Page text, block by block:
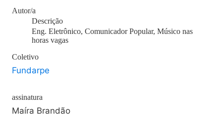
Autor/a
Descrição
Eng. Eletrônico, Comunicador Popular, Músico nas
horas vagas
Coletivo
Fundarpe
assinatura
Maíra Brandão